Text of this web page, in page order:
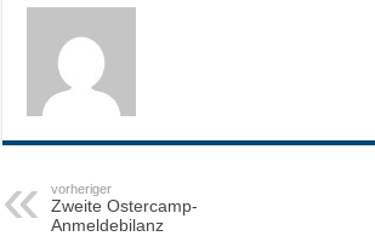
vorheriger
Zweite Ostercamp-
Anmeldebilanz